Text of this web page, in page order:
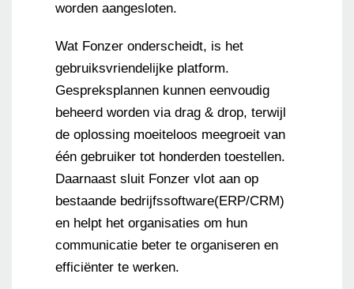
worden aangesloten.
Wat Fonzer onderscheidt, is het
gebruiksvriendelijke platform.
Gespreksplannen kunnen eenvoudig
beheerd worden via drag & drop, terwijl
de oplossing moeiteloos meegroeit van
één gebruiker tot honderden toestellen.
Daarnaast sluit Fonzer vlot aan op
bestaande bedrijfssoftware(ERP/CRM)
en helpt het organisaties om hun
communicatie beter te organiseren en
efficiënter te werken.